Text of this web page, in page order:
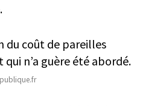
du coût de pareilles
qui n’a guère été abordé.